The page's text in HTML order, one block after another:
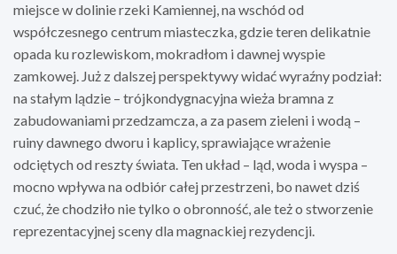
miejsce w dolinie rzeki Kamiennej, na wschód od
współczesnego centrum miasteczka, gdzie teren delikatnie
opada ku rozlewiskom, mokradłom i dawnej wyspie
zamkowej. Już z dalszej perspektywy widać wyraźny podział:
na stałym lądzie – trójkondygnacyjna wieża bramna z
zabudowaniami przedzamcza, a za pasem zieleni i wodą –
ruiny dawnego dworu i kaplicy, sprawiające wrażenie
odciętych od reszty świata. Ten układ – ląd, woda i wyspa –
mocno wpływa na odbiór całej przestrzeni, bo nawet dziś
czuć, że chodziło nie tylko o obronność, ale też o stworzenie
reprezentacyjnej sceny dla magnackiej rezydencji.